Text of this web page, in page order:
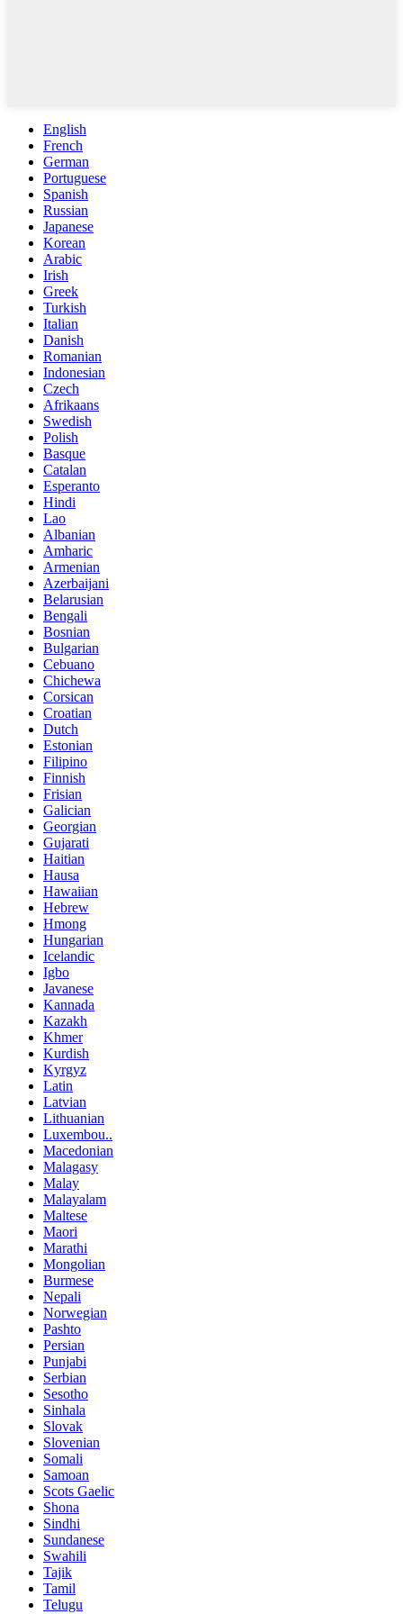
English
French
German
Portuguese
Spanish
Russian
Japanese
Korean
Arabic
Irish
Greek
Turkish
Italian
Danish
Romanian
Indonesian
Czech
Afrikaans
Swedish
Polish
Basque
Catalan
Esperanto
Hindi
Lao
Albanian
Amharic
Armenian
Azerbaijani
Belarusian
Bengali
Bosnian
Bulgarian
Cebuano
Chichewa
Corsican
Croatian
Dutch
Estonian
Filipino
Finnish
Frisian
Galician
Georgian
Gujarati
Haitian
Hausa
Hawaiian
Hebrew
Hmong
Hungarian
Icelandic
Igbo
Javanese
Kannada
Kazakh
Khmer
Kurdish
Kyrgyz
Latin
Latvian
Lithuanian
Luxembou..
Macedonian
Malagasy
Malay
Malayalam
Maltese
Maori
Marathi
Mongolian
Burmese
Nepali
Norwegian
Pashto
Persian
Punjabi
Serbian
Sesotho
Sinhala
Slovak
Slovenian
Somali
Samoan
Scots Gaelic
Shona
Sindhi
Sundanese
Swahili
Tajik
Tamil
Telugu